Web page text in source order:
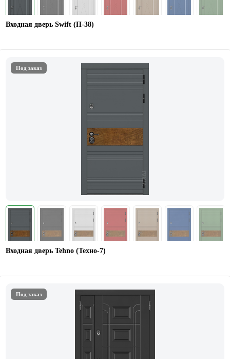
Входная дверь Swift (П-38)
Под заказ
Входная дверь Tehno (Техно-7)
Под заказ